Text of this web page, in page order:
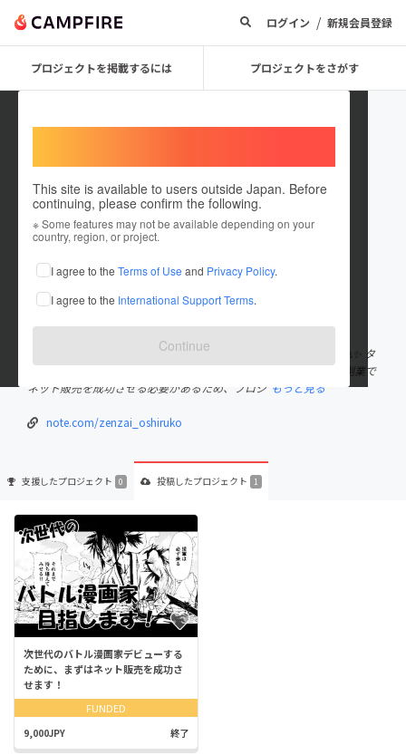
ログイン / 新規会員登録
プロジェクトを掲載するには プロジェクトをさがす
This site is available to users outside Japan. Before
continuing, please confirm the following.
※ Some features may not be available depending on your
country, region, or project.
I agree to the Terms of Use and Privacy Policy.
I agree to the International Support Terms.
Continue
FUJITAKAMICHI
これまでに1件のプロジェクトを投稿しています
在住国：日本 現在地：福岡県
出身国：日本 出身地：福岡県
僕のプロジェクトに興味を持っていただきありがとうございます🙏✨ タ
カミチと申します。 週刊少年ジャンプの漫画家を目指すために、副業で
ネット販売を成功させる必要があるため、プロジ もっと見る
note.com/zenzai_oshiruko
支援したプロジェクト 0 投稿したプロジェクト 1
次世代のバトル漫画家デビューする
ために、まずはネット販売を成功さ
せます！
FUNDED
9,000JPY 終了